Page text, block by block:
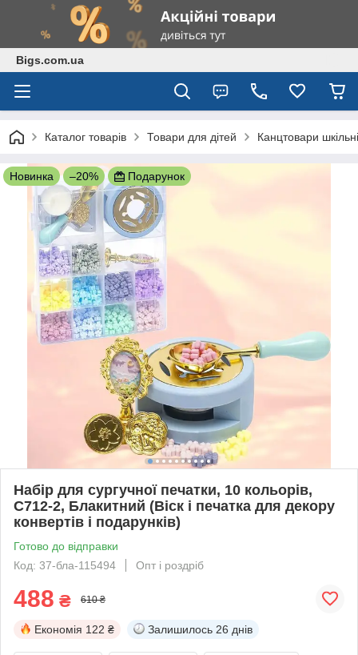
Bigs.com.ua
Каталог товарів Товари для дітей Канцтовари
Новинка –20% Подарунок
Набір для сургучної печатки, 10 кольорів,
C712-2, Блакитний (Віск і печатка для декору
конвертів і подарунків)
Готово до відправки
Код: 37-бла-115494
Опт і роздріб
488 ₴ 610 ₴
Економія 122 ₴ Залишилось 26 днів